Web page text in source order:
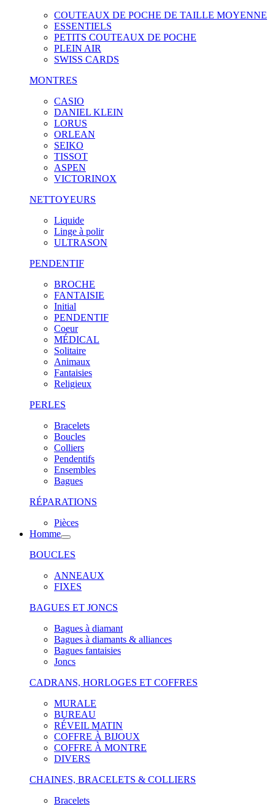
COUTEAUX DE POCHE DE TAILLE MOYENNE
ESSENTIELS
PETITS COUTEAUX DE POCHE
PLEIN AIR
SWISS CARDS
MONTRES
CASIO
DANIEL KLEIN
LORUS
ORLEAN
SEIKO
TISSOT
ASPEN
VICTORINOX
NETTOYEURS
Liquide
Linge à polir
ULTRASON
PENDENTIF
BROCHE
FANTAISIE
Initial
PENDENTIF
Coeur
MÉDICAL
Solitaire
Animaux
Fantaisies
Religieux
PERLES
Bracelets
Boucles
Colliers
Pendentifs
Ensembles
Bagues
RÉPARATIONS
Pièces
Homme
BOUCLES
ANNEAUX
FIXES
BAGUES ET JONCS
Bagues à diamant
Bagues à diamants & alliances
Bagues fantaisies
Joncs
CADRANS, HORLOGES ET COFFRES
MURALE
BUREAU
RÉVEIL MATIN
COFFRE À BIJOUX
COFFRE À MONTRE
DIVERS
CHAINES, BRACELETS & COLLIERS
Bracelets